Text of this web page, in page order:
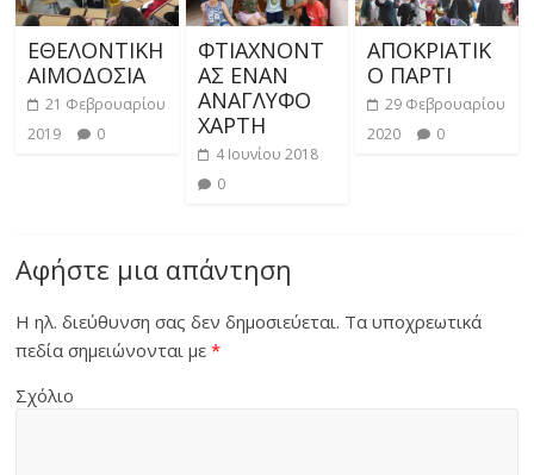
ΕΘΕΛΟΝΤΙΚΗ
ΑΙΜΟΔΟΣΙΑ
21 Φεβρουαρίου
2019
0
ΦΤΙΑΧΝΟΝΤ
ΑΣ ΕΝΑΝ
ΑΝΑΓΛΥΦΟ
ΧΑΡΤΗ
4 Ιουνίου 2018
0
ΑΠΟΚΡΙΑΤΙΚ
Ο ΠΑΡΤΙ
29 Φεβρουαρίου
2020
0
Αφήστε μια απάντηση
Η ηλ. διεύθυνση σας δεν δημοσιεύεται. Τα υποχρεωτικά
πεδία σημειώνονται με*
Σχόλιο